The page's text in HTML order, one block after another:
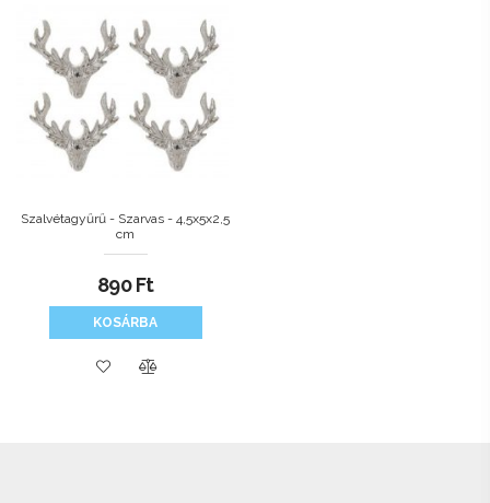
Szalvétagyűrű - Szarvas - 4,5x5x2,5
cm
890Ft
KOSÁRBA